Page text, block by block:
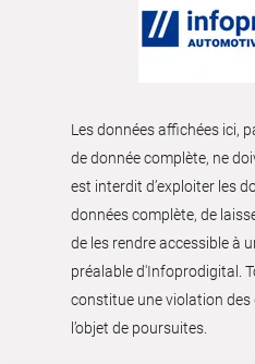
Les données affichées ici,
de donnée complète, ne
est interdit d’exploiter les
données complète, de
de les rendre accessible à
préalable d'Infoprodigital.
constitue une violation des
l’objet de poursuites.